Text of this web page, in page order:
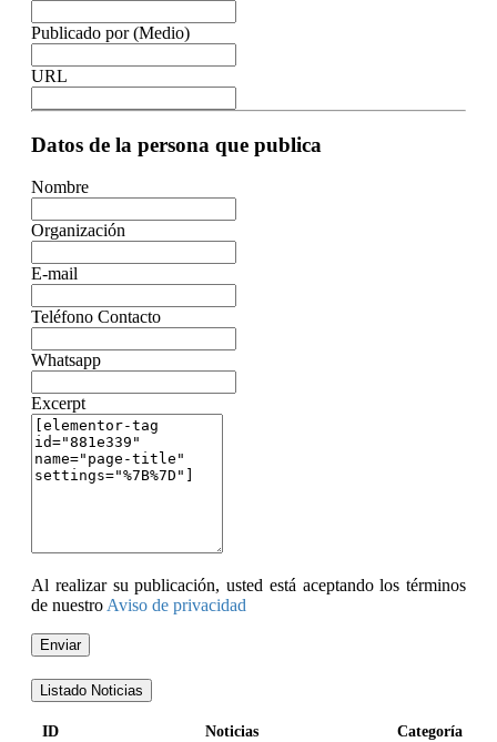
Publicado por (Medio)
URL
Datos de la persona que publica
Nombre
Organización
E-mail
Teléfono Contacto
Whatsapp
Excerpt
Al realizar su publicación, usted está aceptando los términos
de nuestro Aviso de privacidad
Enviar
Listado Noticias
ID Noticias
Categoría